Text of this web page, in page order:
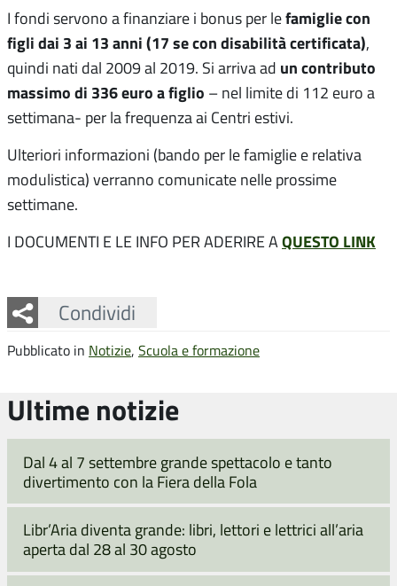
I fondi servono a finanziare i bonus per lefamiglie con
figli dai 3 ai 13 anni (17 se con disabilità certificata),
quindi nati dal 2009 al 2019. Si arriva ad un contributo
massimo di 336 euro a figlio – nel limite di 112 euro a
settimana- per la frequenza ai Centri estivi.
Ulteriori informazioni (bando per le famiglie e relativa
modulistica) verranno comunicate nelle prossime
settimane.
I DOCUMENTI E LE INFO PER ADERIRE AQUESTO LINK
Condividi
Facebook
Twitter
Whatsapp
Pubblicato in Notizie, Scuola e formazione
Ultime notizie
Dal 4 al 7 settembre grande spettacolo e tanto
divertimento con la Fiera della Fola
Libr’Aria diventa grande: libri, lettori e lettrici all’aria
aperta dal 28 al 30 agosto